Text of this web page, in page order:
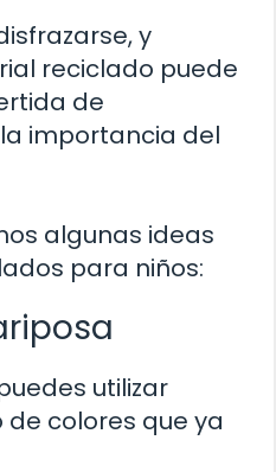
y
reciclado puede
de
importancia del
algunas ideas
para niños:
utilizar
colores que ya